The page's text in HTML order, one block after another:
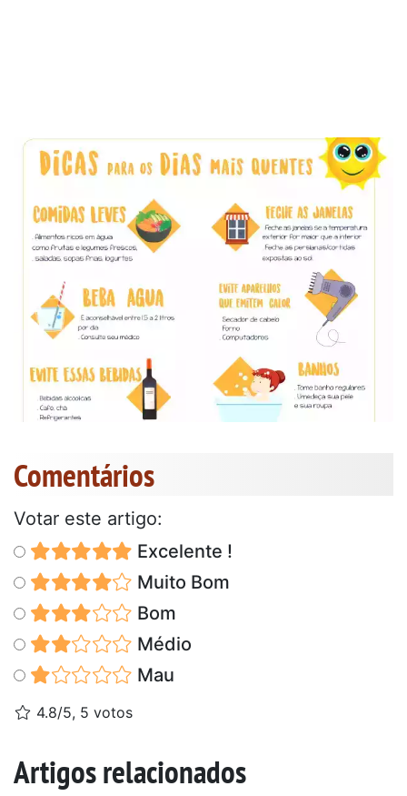
Comentários
Votar este artigo:
Excelente !
Muito Bom
Bom
Médio
Mau
4.8/5, 5 votos
Artigos relacionados